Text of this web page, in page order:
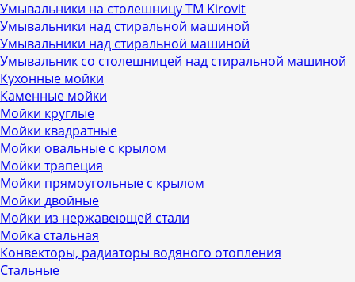
Умывальники на столешницу ТМ Kirovit
Умывальники над стиральной машиной
Умывальники над стиральной машиной
Умывальник со столешницей над стиральной машиной
Кухонные мойки
Каменные мойки
Мойки круглые
Мойки квадратные
Мойки овальные с крылом
Мойки трапеция
Мойки прямоугольные с крылом
Мойки двойные
Мойки из нержавеющей стали
Мойка стальная
Конвекторы, радиаторы водяного отопления
Стальные